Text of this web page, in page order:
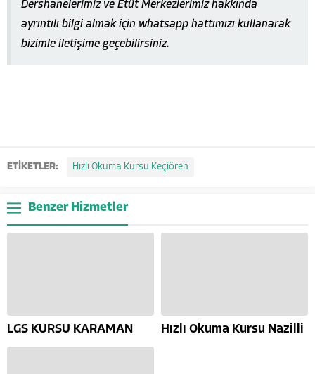
Dershanelerimiz ve Etüt Merkezlerimiz hakkında
ayrıntılı bilgi almak için whatsapp hattımızı kullanarak
bizimle iletişime geçebilirsiniz.
ETİKETLER: Hızlı Okuma Kursu Keçiören
Benzer Hizmetler
LGS KURSU KARAMAN Hızlı Okuma Kursu Nazilli